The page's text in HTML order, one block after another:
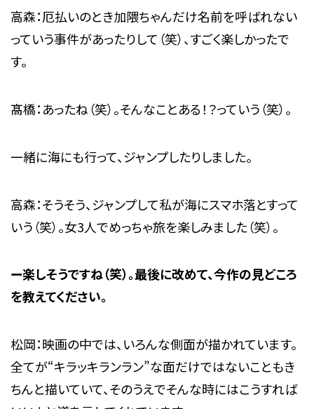
高森：厄払いのとき加隈ちゃんだけ名前を呼ばれない
っていう事件があったりして（笑）、すごく楽しかったで
す。
髙橋：あったね（笑）。そんなことある！？っていう（笑）。
一緒に海にも行って、ジャンプしたりしました。
高森：そうそう、ジャンプして私が海にスマホ落とすって
いう（笑）。女3人でめっちゃ旅を楽しみました（笑）。
ー楽しそうですね（笑）。最後に改めて、今作の見どころ
を教えてください。
松岡：映画の中では、いろんな側面が描かれています。
全てが“キラッキランラン”な面だけではないこともき
ちんと描いていて、そのうえでそんな時にはこうすれば